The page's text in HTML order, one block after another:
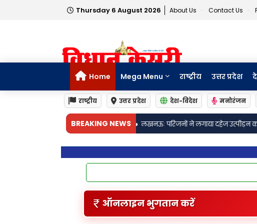
Thursday 6 August 2026 About Us Contact Us
Home Mega Menu राष्ट्रीय उत्तर प्रदेश
राष्ट्रीय उत्तर प्रदेश देश-विदेश मनोरंजन
BREAKING NEWS
लखनऊः परिजनों ने लगाया दहेज उत्पीड़न का आरोप, विवाहिता की संदिग्ध
ऑनलाइन भुगतान करें